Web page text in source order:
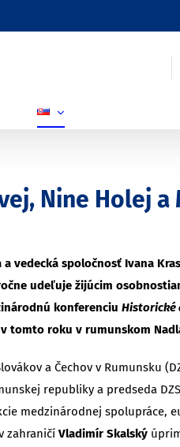
Nine Holej a
vedecká spoločnosť Ivana
udeľuje žijúcim
konferenciu Historické
roku v rumunskom
a Čechov v Rumunsku
republiky a predseda
medzinárodnej spolupráce,
zahraničí Vladimír Skalský